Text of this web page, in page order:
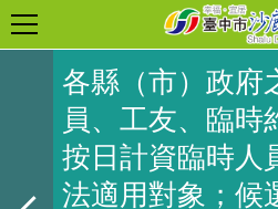
各縣（市）政府
員、工友、臨時
按日計資臨時人
法適用對象；候